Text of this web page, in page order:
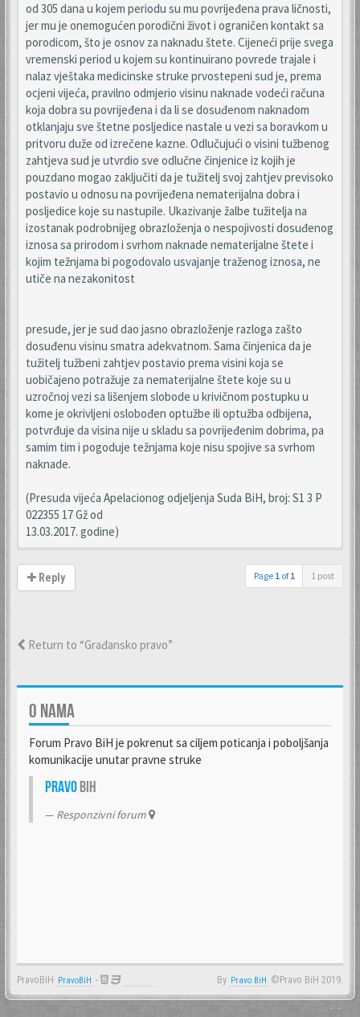
od 305 dana u kojem periodu su mu povrijeđena prava ličnosti,
jer mu je onemogućen porodični život i ograničen kontakt sa
porodicom, što je osnov za naknadu štete. Cijeneći prije svega
vremenski period u kojem su kontinuirano povrede trajale i
nalaz vještaka medicinske struke prvostepeni sud je, prema
ocjeni vijeća, pravilno odmjerio visinu naknade vodeći računa
koja dobra su povrijeđena i da li se dosuđenom naknadom
otklanjaju sve štetne posljedice nastale u vezi sa boravkom u
pritvoru duže od izrečene kazne. Odlučujući o visini tužbenog
zahtjeva sud je utvrdio sve odlučne činjenice iz kojih je
pouzdano mogao zaključiti da je tužitelj svoj zahtjev previsoko
postavio u odnosu na povrijeđena nematerijalna dobra i
posljedice koje su nastupile. Ukazivanje žalbe tužitelja na
izostanak podrobnijeg obrazloženja o nespojivosti dosuđenog
iznosa sa prirodom i svrhom naknade nematerijalne štete i
kojim težnjama bi pogodovalo usvajanje traženog iznosa, ne
utiče na nezakonitost
presude, jer je sud dao jasno obrazloženje razloga zašto
dosuđenu visinu smatra adekvatnom. Sama činjenica da je
tužitelj tužbeni zahtjev postavio prema visini koja se
uobičajeno potražuje za nematerijalne štete koje su u
uzročnoj vezi sa lišenjem slobode u krivičnom postupku u
kome je okrivljeni oslobođen optužbe ili optužba odbijena,
potvrđuje da visina nije u skladu sa povrijeđenim dobrima, pa
samim tim i pogoduje težnjama koje nisu spojive sa svrhom
naknade.
(Presuda vijeća Apelacionog odjeljenja Suda BiH, broj: S1 3 P
022355 17 Gž od
13.03.2017. godine)
Reply Page 1 of1 1 post
Return to “Građansko pravo”
O NAMA
Forum Pravo BiH je pokrenut sa ciljem poticanja i poboljšanja
komunikacije unutar pravne struke
PravoBiH
Responzivni forum
PravoBiH PravoBiH - By Pravo BiH ©Pravo BiH 2019.
- -